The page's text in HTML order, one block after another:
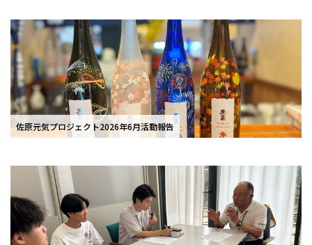
佐原元気プロジェクト2026年6月活動報告